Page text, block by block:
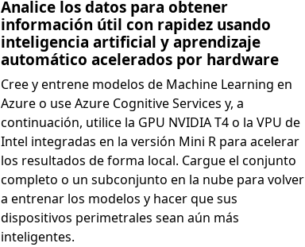
Analice los datos para obtener
información útil con rapidez usando
inteligencia artificial y aprendizaje
automático acelerados por hardware
Cree y entrene modelos de Machine Learning en
Azure o use Azure Cognitive Services y, a
continuación, utilice la GPU NVIDIA T4 o la VPU de
Intel integradas en la versión Mini R para acelerar
los resultados de forma local. Cargue el conjunto
completo o un subconjunto en la nube para volver
a entrenar los modelos y hacer que sus
dispositivos perimetrales sean aún más
inteligentes.